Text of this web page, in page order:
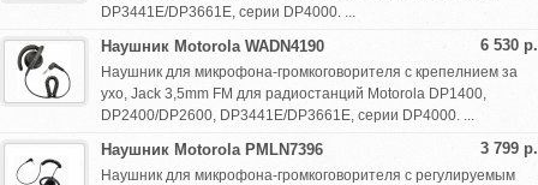
DP3441E/DP3661E, серии DP4000. ...
6 530 р.
Наушник Motorola WADN4190
Наушник для микрофона-громкоговорителя с крепелнием за
ухо, Jack 3,5mm FM для радиостанций Motorola DP1400,
DP2400/DP2600, DP3441E/DP3661E, серии DP4000. ...
3 799 р.
Наушник Motorola PMLN7396
Наушник для микрофона-громкоговорителя с регулируемым